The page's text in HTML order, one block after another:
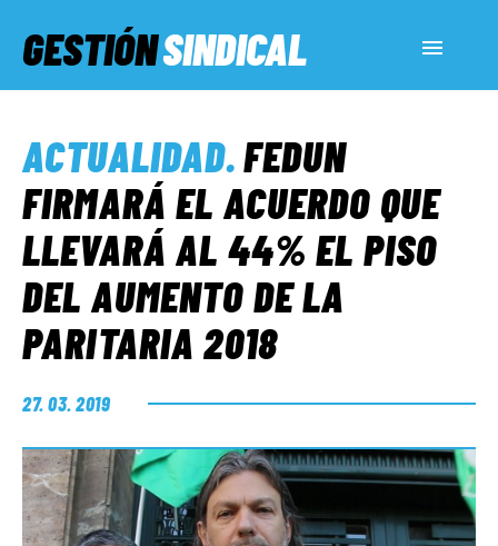
GESTIÓNSINDICAL
SERVICIOS SOCIALES
INFORMES ESPECIALES
FUERA DE MEGÁFONO
EL LADO «G»
ACTUALIDAD.FEDUN
FIRMARÁ EL ACUERDO QUE
LLEVARÁ AL 44% EL PISO
DEL AUMENTO DE LA
PARITARIA 2018
27. 03. 2019